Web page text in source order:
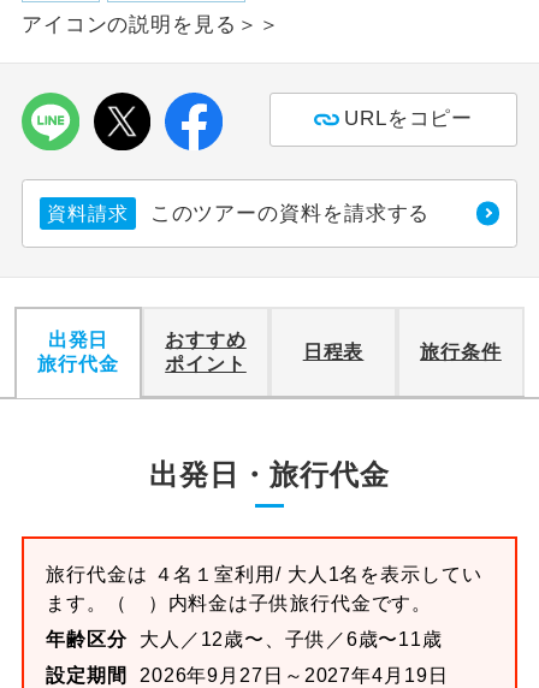
アイコンの説明を見る＞＞
URLをコピー
資料請求 このツアーの資料を請求する
出発日
旅行代金
おすすめ
ポイント
日程表 旅行条件
出発日・旅行代金
旅行代金は ４名１室利用/ 大人1名を表示してい
ます。
（ ）内料金は子供旅行代金です。
年齢区分
大人／12歳〜、子供／6歳〜11歳
設定期間
2026年9月27日～2027年4月19日
ス2席利用
す。